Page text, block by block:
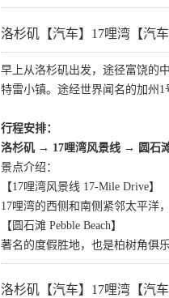
洛杉矶【汽车】17哩湾【汽
早上从洛杉矶出发，途径富饶的
特雷小镇。途经世界闻名的加州
行程安排：
洛杉矶 → 17哩湾风景线 → 圆石
景点介绍：
【17哩湾风景线 17-Mile Drive】
17哩湾的西侧和南侧紧邻太平洋
【圆石滩 Pebble Beach】
著名的度假胜地，也是柏树角俱
洛杉矶【汽车】17哩湾【汽